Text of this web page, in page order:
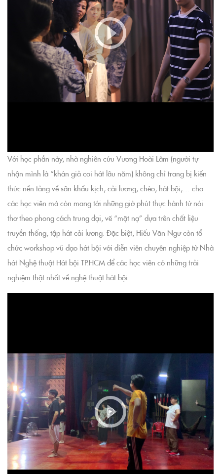
Với học phần này, nhà nghiên cứu Vương Hoài Lâm (người tự
nhận mình là “khán giả coi hát lâu năm) không chỉ trang bị kiến
thức nền tảng về sân khấu kịch, cải lương, chèo, hát bội,… cho
các học viên mà còn mang tới những giờ phút thực hành từ nói
thơ theo phong cách trung đại, vẽ “mặt nạ” dựa trên chất liệu
truyền thống, tập hát cải lương. Đặc biệt, Hiếu Văn Ngư còn tổ
chức workshop vũ đạo hát bội với diễn viên chuyên nghiệp từ Nhà
hát Nghệ thuật Hát bội TP.HCM để các học viên có những trải
nghiệm thật nhất về nghệ thuật hát bội.